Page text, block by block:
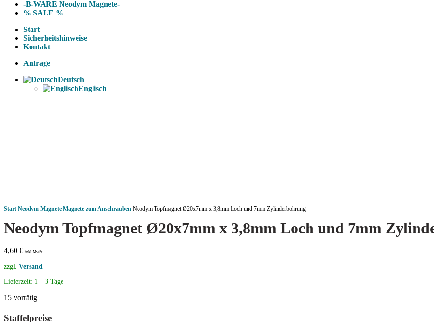
-B-WARE Neodym Magnete-
% SALE %
Start
Sicherheitshinweise
Kontakt
Anfrage
Deutsch
Englisch
Start Neodym Magnete Magnete zum Anschrauben Neodym Topfmagnet Ø20x7mm x 3,8mm Loch und 7mm Zylinderbohrung
Neodym Topfmagnet Ø20x7mm x 3,8mm Loch und 7mm
4,60 € inkl. MwSt.
zzgl. Versand
Lieferzeit: 1 – 3 Tage
15 vorrätig
Staffelpreise